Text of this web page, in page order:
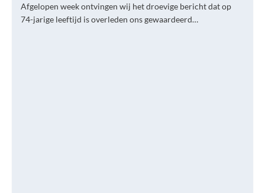
Afgelopen week ontvingen wij het droevige bericht dat op
74-jarige leeftijd is overleden ons gewaardeerd…